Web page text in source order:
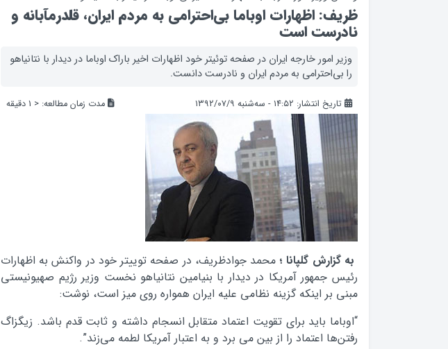
ظريف: اظهارات اوباما بي‌احترامي به مردم ايران، قلدرمآبانه و
نادرست است
وزیر امور خارجه ایران در صفحه توئیتر خود اظهارات اخير باراک اوباما در ديدار با نتانياهو
را بي‌احترامي به مردم ايران و نادرست دانست.
تاریخ انتشار: ۱۴:۵۲ - سه‌شنبه ۱۳۹۲/۰۷/۹ مدت زمان مطالعه: < 1 دقیقه
به گزارش گلپانا ؛ محمد جوادظريف، در صفحه توييتر خود در واکنش به اظهارات
رئيس جمهور آمريکا در ديدار با بنيامين نتانياهو نخست وزير رژيم صهيونيستي
مبني بر اينکه گزينه نظامي عليه ايران همواره روي ميز است، نوشت:
“اوباما بايد براي تقويت اعتماد متقابل انسجام داشته و ثابت قدم باشد. زيگزاگ
رفتن‌ها اعتماد را از بين مي برد و به اعتبار آمريکا لطمه مي‌زند”.